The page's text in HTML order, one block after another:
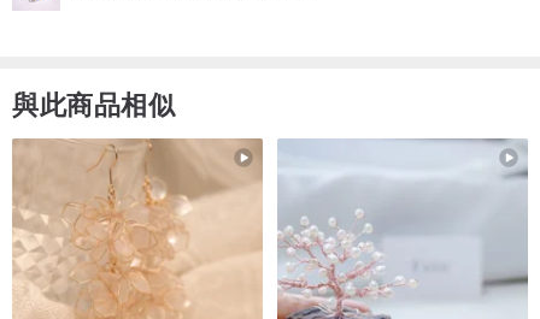
與此商品相似